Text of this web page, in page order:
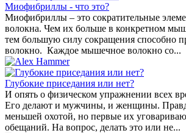
Миофибриллы - что это?
Миофибриллы – это сократительные
волокна. Чем их больше в конкретном
тем большую силу сокращения способно
волокно. Каждое мышечное волокно со...
Глубокие приседания или нет?
И опять о физическом упражнении всех
Его делают и мужчины, и женщины.
меньшей охотой, но первые их
обещаний. На вопрос, делать это или не...